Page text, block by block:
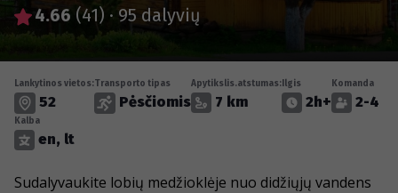
4.66 (41) · 95 dalyvių
Lankytinos vietos:
52
Transporto tipas
Pėsčiomis
Apytikslis.atstumas:
7 km
Ilgis
2h+
Komanda
2-4
Kalba
en, lt
Sudalyvaukite lobių medžioklėje nuo didžiųjų vandens